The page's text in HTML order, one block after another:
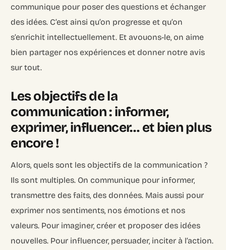
communique pour poser des questions et échanger
des idées. C’est ainsi qu’on progresse et qu’on
s’enrichit intellectuellement. Et avouons-le, on aime
bien partager nos expériences et donner notre avis
sur tout.
Les objectifs de la
communication : informer,
exprimer, influencer… et bien plus
encore !
Alors, quels sont les objectifs de la communication ?
Ils sont multiples. On communique pour informer,
transmettre des faits, des données. Mais aussi pour
exprimer nos sentiments, nos émotions et nos
valeurs. Pour imaginer, créer et proposer des idées
nouvelles. Pour influencer, persuader, inciter à l’action.